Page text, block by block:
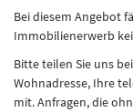
Bei diesem Angebot
Immobilienerwerb
Bitte teilen Sie uns
Wohnadresse, Ihre
mit. Anfragen, die